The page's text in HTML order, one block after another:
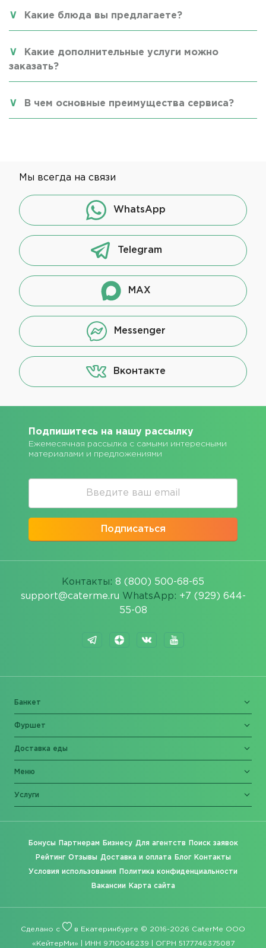
Какие блюда вы предлагаете?
Какие дополнительные услуги можно
заказать?
В чем основные преимущества сервиса?
Мы всегда на связи
WhatsApp
Telegram
MAX
Messenger
Вконтакте
Подпишитесь на нашу рассылку
Ежемесячная рассылка с самыми интересными
материалами и предложениями
Подписаться
Контакты: 8 (800) 500-68-65
support@caterme.ru WhatsApp: +7 (929) 644-
55-08
Банкет
Фуршет
Доставка еды
Меню
Услуги
Бонусы Партнерам Бизнесу Для агентств Поиск заявок
Рейтинг Отзывы Доставка и оплата Блог Контакты
Условия использования Политика конфиденциальности
Вакансии Карта сайта
Сделано с в Екатеринбурге © 2016-2026 CaterMe ООО
«КейтерМи» | ИНН 9710046239 | ОГРН 5177746375087